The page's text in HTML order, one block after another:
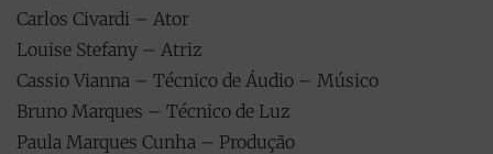
Carlos Civardi – Ator
​Louise Stefany – Atriz
​Cassio Vianna – Técnico de Áudio – Músico
​Bruno Marques – Técnico de Luz
​Paula Marques Cunha – Produção